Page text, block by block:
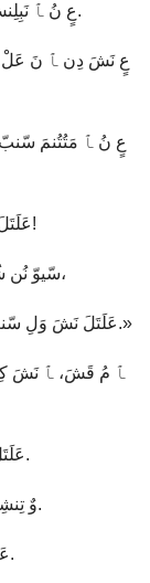
عٍ نُ ﭑ نَبِلِنشِ عَ حَاشِ رَ، كْنْ ﭑ نَشَ نْ عٍ رَ عَلَتَلَ شِلِ رَ.
عَلَتَلَ نَن نَ ﭑ سّنبّ نُن ﭑ مَ سّيوّ رَ، عَ بَرَ ﭑ نَكِسِ!
سّيوّ نُن شُننَكٍلِ شُي نَشَ مِنِ تِنشِنتْييٍ شْنيِ عَ قَلَقٍ رَ،
«عَلَتَلَ نَشَ وَلِ سّنبّ رَ! عَ نَشَ عَ مَنفّيَ مَسٍن، عَ كَابَنَكٌي رَبَ.»
عَلَتَلَ بَرَ ﭑ حَشَنكَتَ، كْنْ عَ مُ ﭑ لُشِ ﭑ شَ قَشَ.
وٌ تِنشِنيِ نَادّيٍ رَبِ ﭑ بّ، ﭑ سٌمَ مّننِ عَلَتَلَ تَنتُقٍ رَ.
عَلَتَلَ شَ نَادّ نَن يِ كِ، تِنشِنتْييٍ سٌمَ نَشَن كُي.